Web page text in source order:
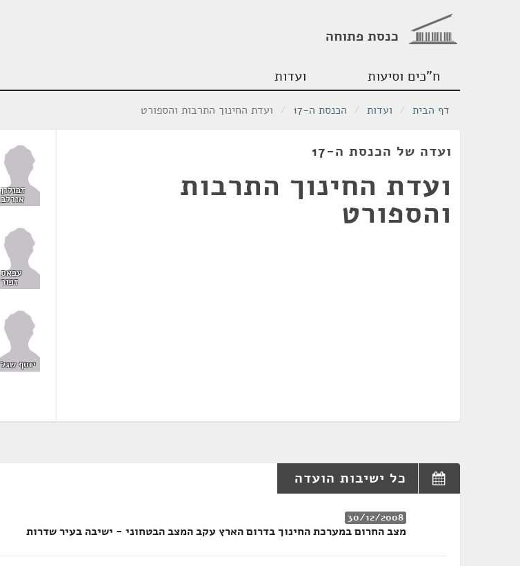
כנסת פתוחה
ח"כים וסיעות ועדות
דף הבית / ועדות / הכנסת ה-17 / ועדת החינוך התרבות והספורט
ועדה של הכנסת ה-17
ועדת החינוך התרבות
והספורט
זבולון
אורלב
עבאס
זכור
יוסף שגל
כל ישיבות הועדה
30/12/2008
מצב החרום במערכת החינוך בדרום הארץ עקב המצב הבטחוני - ישיבה בעיר שדרות